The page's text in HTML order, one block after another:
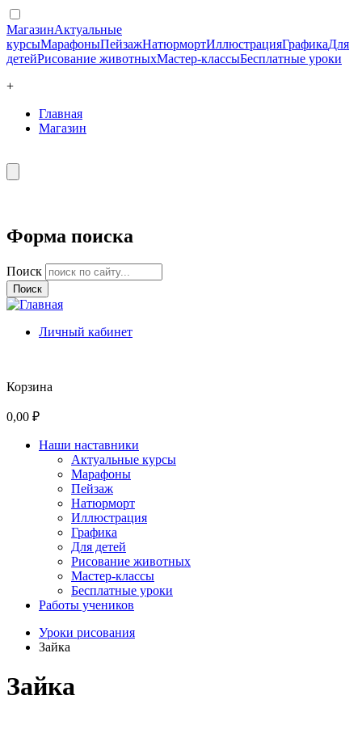
МагазинАктуальные
курсыМарафоныПейзажНатюрмортИллюстрацияГрафикаДля
детейРисование животныхМастер-классыБесплатные уроки
+
Главная
Магазин
Форма поиска
Поиск
Личный кабинет
Корзина
0,00 ₽
Наши наставники
Актуальные курсы
Марафоны
Пейзаж
Натюрморт
Иллюстрация
Графика
Для детей
Рисование животных
Мастер-классы
Бесплатные уроки
Работы учеников
Уроки рисования
Зайка
Зайка